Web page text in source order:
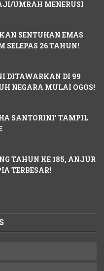
UMRAH MENERUSI
SENTUHAN EMAS
26 TAHUN!
DITAWARKAN DI 99
NEGARA MULAI OGOS!
SANTORINI' TAMPIL
TAHUN KE 185, ANJUR
TERBESAR!